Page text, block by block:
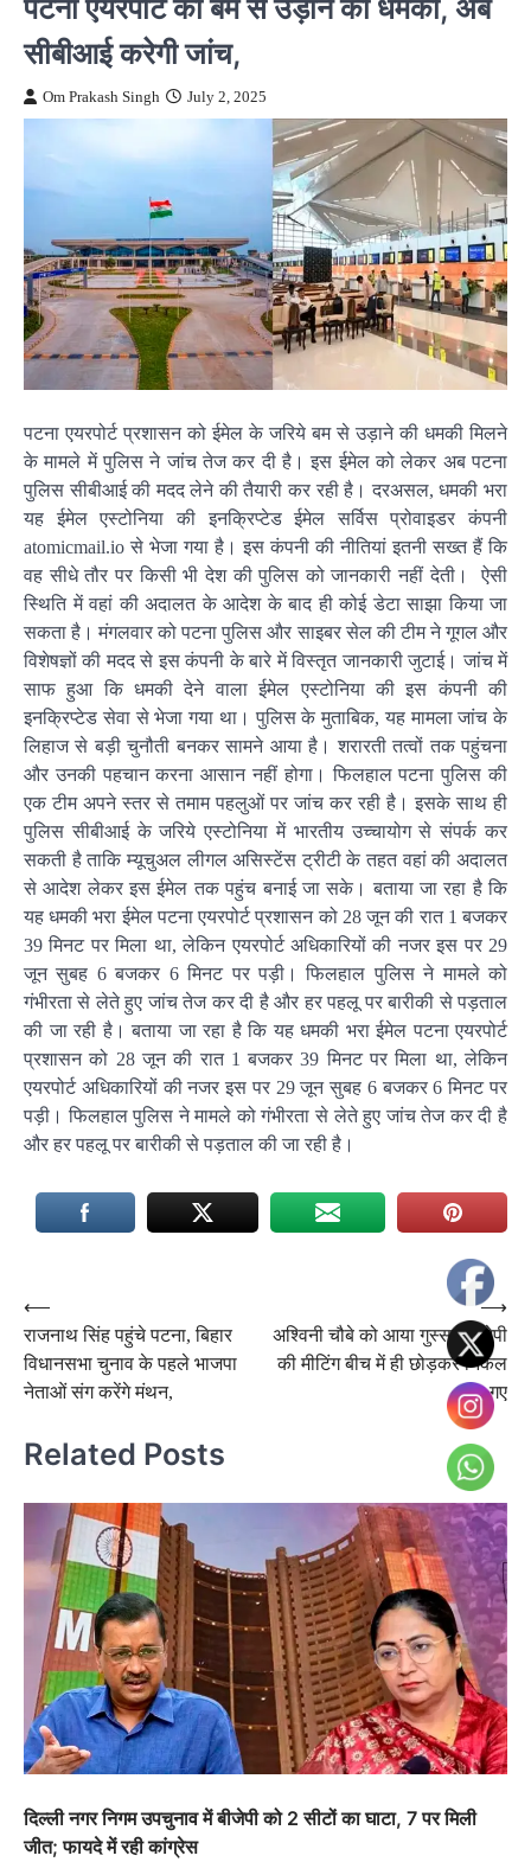
सीबीआई करेगी जांच,
Om Prakash Singh July 2, 2025
पटना एयरपोर्ट प्रशासन को ईमेल के जरिये बम से उड़ाने की धमकी मिलने
के मामले में पुलिस ने जांच तेज कर दी है। इस ईमेल को लेकर अब पटना
पुलिस सीबीआई की मदद लेने की तैयारी कर रही है। दरअसल, धमकी भरा
यह ईमेल एस्टोनिया की इनक्रिप्टेड ईमेल सर्विस प्रोवाइडर कंपनी
atomicmail.io से भेजा गया है। इस कंपनी की नीतियां इतनी सख्त हैं कि
वह सीधे तौर पर किसी भी देश की पुलिस को जानकारी नहीं देती। ऐसी
स्थिति में वहां की अदालत के आदेश के बाद ही कोई डेटा साझा किया जा
सकता है। मंगलवार को पटना पुलिस और साइबर सेल की टीम ने गूगल और
विशेषज्ञों की मदद से इस कंपनी के बारे में विस्तृत जानकारी जुटाई। जांच में
साफ हुआ कि धमकी देने वाला ईमेल एस्टोनिया की इस कंपनी की
इनक्रिप्टेड सेवा से भेजा गया था। पुलिस के मुताबिक, यह मामला जांच के
लिहाज से बड़ी चुनौती बनकर सामने आया है। शरारती तत्वों तक पहुंचना
और उनकी पहचान करना आसान नहीं होगा। फिलहाल पटना पुलिस की
एक टीम अपने स्तर से तमाम पहलुओं पर जांच कर रही है। इसके साथ ही
पुलिस सीबीआई के जरिये एस्टोनिया में भारतीय उच्चायोग से संपर्क कर
सकती है ताकि म्यूचुअल लीगल असिस्टेंस ट्रीटी के तहत वहां की अदालत
से आदेश लेकर इस ईमेल तक पहुंच बनाई जा सके। बताया जा रहा है कि
यह धमकी भरा ईमेल पटना एयरपोर्ट प्रशासन को 28 जून की रात 1 बजकर
39 मिनट पर मिला था, लेकिन एयरपोर्ट अधिकारियों की नजर इस पर 29
जून सुबह 6 बजकर 6 मिनट पर पड़ी। फिलहाल पुलिस ने मामले को
गंभीरता से लेते हुए जांच तेज कर दी है और हर पहलू पर बारीकी से पड़ताल
की जा रही है। बताया जा रहा है कि यह धमकी भरा ईमेल पटना एयरपोर्ट
प्रशासन को 28 जून की रात 1 बजकर 39 मिनट पर मिला था, लेकिन
एयरपोर्ट अधिकारियों की नजर इस पर 29 जून सुबह 6 बजकर 6 मिनट पर
पड़ी। फिलहाल पुलिस ने मामले को गंभीरता से लेते हुए जांच तेज कर दी है
और हर पहलू पर बारीकी से पड़ताल की जा रही है।
Post
navigation
⟵
राजनाथ सिंह पहुंचे पटना, बिहार
विधानसभा चुनाव के पहले भाजपा
नेताओं संग करेंगे मंथन,
अश्विनी चौबे को आया गुस्सा, बीजेपी
की मीटिंग बीच में ही छोड़कर निकल
गए
⟶
Related Posts
दिल्ली नगर निगम उपचुनाव में बीजेपी को 2 सीटों का घाटा, 7 पर मिली
जीत; फायदे में रही कांग्रेस